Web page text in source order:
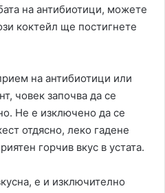
на антибиотици, можете
коктейл ще постигнете
на антибиотици или
човек започва да се
Не е изключено да се
отдясно, леко гадене
горчив вкус в устата.
е и изключително